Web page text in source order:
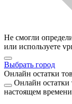
Не смогли
или используете
Выбрать город
Онлайн остатки
Онлайн остатки
настоящем времени